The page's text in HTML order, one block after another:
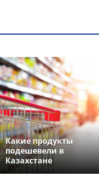
Какие продукты
подешевели в
Казахстане